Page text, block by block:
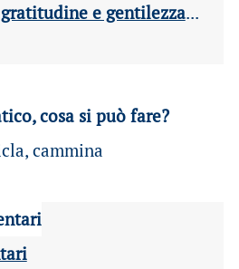
e gentilezza...
cosa si può fare?
cammina